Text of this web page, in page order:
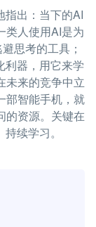
指出：当下的AI
类人使用AI是为
思考的工具；
利器，用它来学
未来的竞争中立
智能手机，就
的资源。关键在
续学习。